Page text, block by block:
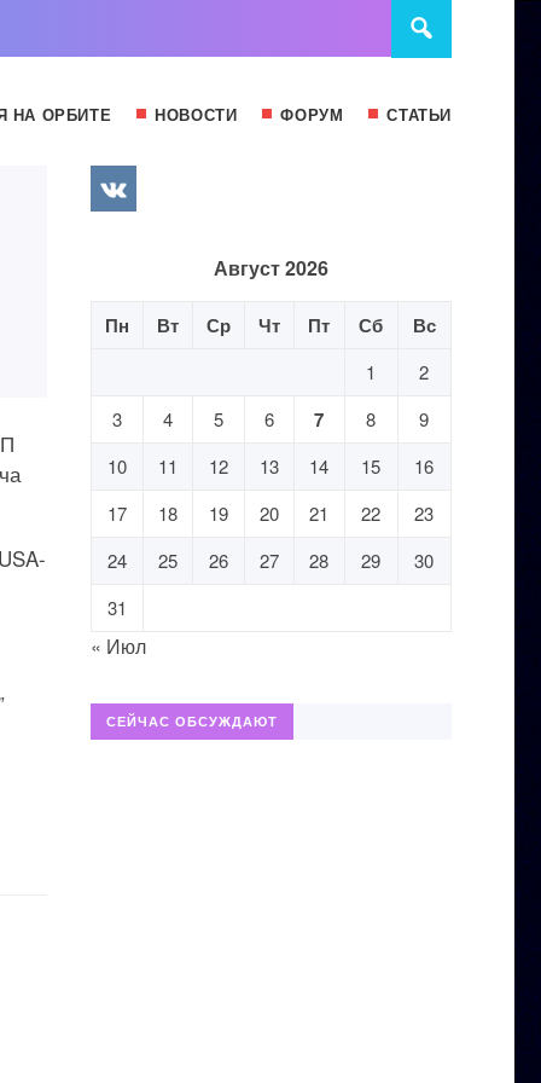
НА ОРБИТЕ НОВОСТИ ФОРУМ СТАТЬИ
Август 2026
Пн Вт Ср Чт Пт Сб Вс
1
2
3
4 5 6 7 8
9
10
11 12 13 14 15
16
17
18 19 20 21 22
23
24
25 26 27 28 29
30
31
« Июл
СЕЙЧАС ОБСУЖДАЮТ